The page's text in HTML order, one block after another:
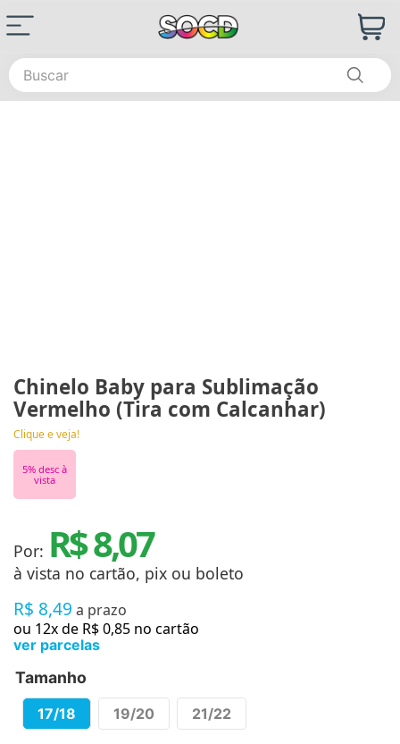
Buscar
Chinelo Baby para Sublimação
Vermelho (Tira com Calcanhar)
Clique e veja!
5% desc à
vista
Por: R$ 8,07
à vista no cartão, pix ou boleto
R$ 8,49 a prazo
ou 12x de R$0,85 no cartão
ver parcelas
Tamanho
17/18 19/20 21/22